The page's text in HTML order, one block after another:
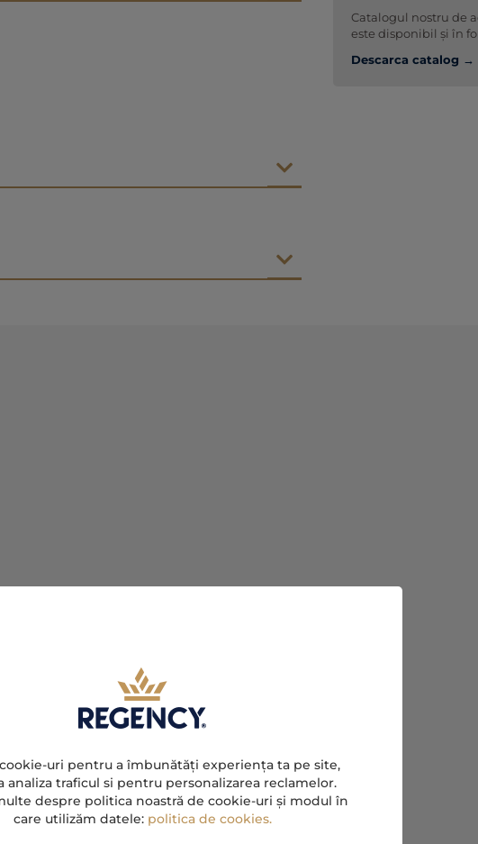
Catalogul nostru de
este disponibil și în
Descarca catalog →